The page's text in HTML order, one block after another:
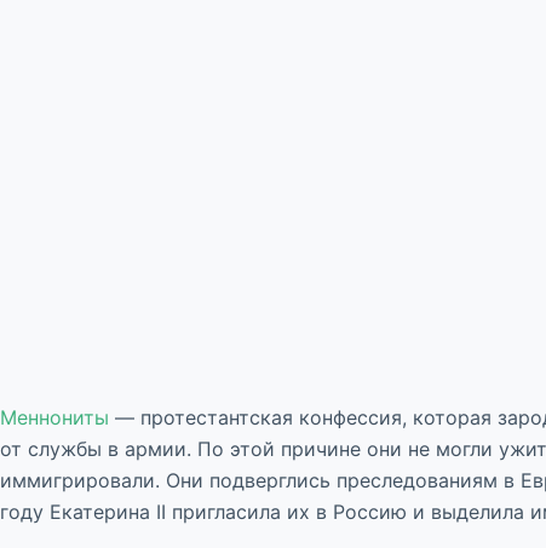
Меннониты — протестантская конфессия, которая
от службы в армии. По этой причине они не могли
иммигрировали. Они подверглись преследованиям в
году Екатерина II пригласила их в Россию и выделила